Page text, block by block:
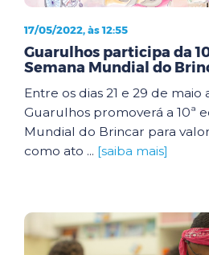
17/05/2022, às 12:55
Guarulhos participa da
Semana Mundial do
Entre os dias 21 e 29 de
Guarulhos promoverá a 10ª
Mundial do Brincar para
como ato ... [saiba mais]